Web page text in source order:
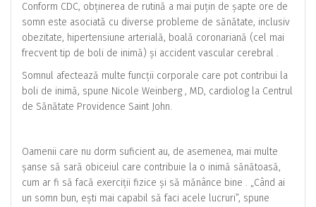
Conform CDC, obținerea de rutină a mai puțin de șapte ore de
somn este asociată cu diverse probleme de sănătate, inclusiv
obezitate, hipertensiune arterială, boală coronariană (cel mai
frecvent tip de boli de inimă) și accident vascular cerebral .
Somnul afectează multe funcții corporale care pot contribui la
boli de inimă, spune Nicole Weinberg , MD, cardiolog la Centrul
de Sănătate Providence Saint John.
Oamenii care nu dorm suficient au, de asemenea, mai multe
șanse să sară obiceiul care contribuie la o inimă sănătoasă,
cum ar fi să facă exerciții fizice și să mănânce bine . „Când ai
un somn bun, ești mai capabil să faci acele lucruri”, spune